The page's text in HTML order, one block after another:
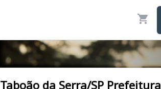
Taboão da Serra/SP Prefeitura